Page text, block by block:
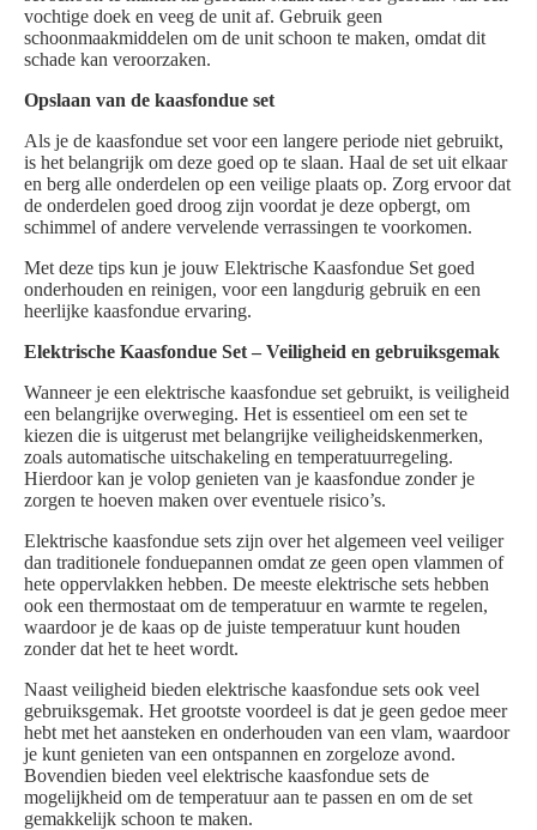
vochtige doek en veeg de unit af. Gebruik geen
schoonmaakmiddelen om de unit schoon te maken, omdat dit
schade kan veroorzaken.
Opslaan van de kaasfondue set
Als je de kaasfondue set voor een langere periode niet gebruikt,
is het belangrijk om deze goed op te slaan. Haal de set uit elkaar
en berg alle onderdelen op een veilige plaats op. Zorg ervoor dat
de onderdelen goed droog zijn voordat je deze opbergt, om
schimmel of andere vervelende verrassingen te voorkomen.
Met deze tips kun je jouw Elektrische Kaasfondue Set goed
onderhouden en reinigen, voor een langdurig gebruik en een
heerlijke kaasfondue ervaring.
Elektrische Kaasfondue Set – Veiligheid en gebruiksgemak
Wanneer je een elektrische kaasfondue set gebruikt, is veiligheid
een belangrijke overweging. Het is essentieel om een set te
kiezen die is uitgerust met belangrijke veiligheidskenmerken,
zoals automatische uitschakeling en temperatuurregeling.
Hierdoor kan je volop genieten van je kaasfondue zonder je
zorgen te hoeven maken over eventuele risico’s.
Elektrische kaasfondue sets zijn over het algemeen veel veiliger
dan traditionele fonduepannen omdat ze geen open vlammen of
hete oppervlakken hebben. De meeste elektrische sets hebben
ook een thermostaat om de temperatuur en warmte te regelen,
waardoor je de kaas op de juiste temperatuur kunt houden
zonder dat het te heet wordt.
Naast veiligheid bieden elektrische kaasfondue sets ook veel
gebruiksgemak. Het grootste voordeel is dat je geen gedoe meer
hebt met het aansteken en onderhouden van een vlam, waardoor
je kunt genieten van een ontspannen en zorgeloze avond.
Bovendien bieden veel elektrische kaasfondue sets de
mogelijkheid om de temperatuur aan te passen en om de set
gemakkelijk schoon te maken.